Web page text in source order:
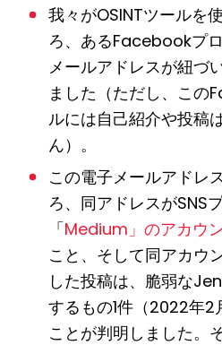
我々がOSINTツールを
ろ、あるFacebookプ
メールアドレスが紐づ
ました（ただし、この
ルには自己紹介や投稿
ん）。
この電子メールアドレ
ろ、同アドレスがSNS
「Medium」のアカウ
こと、そして同アカウ
した投稿は、脆弱な
するもの1件（2022年2
ことが判明しました。